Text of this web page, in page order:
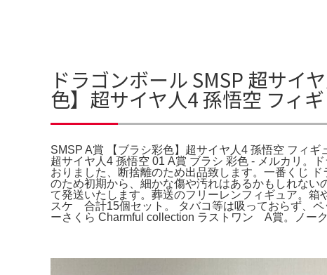
ドラゴンボール SMSP 超サイ
色】超サイヤ人4 孫悟空 フィ
SMSP A賞 【ブラシ彩色】超サイヤ人4 孫悟空 フィ
超サイヤ人4 孫悟空 01 A賞 ブラシ 彩色 - メルカリ。
おりました、断捨離のため出品致します。一番くじ
のため初期から、細かな傷や汚れはあるかもしれな
て発送いたします。葬送のフリーレンフィギュア。
スケ 合計15個セット。 タバコ等は吸っておらず、
ーさくら Charmful collection ラストワン A賞。ノー